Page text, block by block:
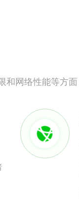
和网络性能等方面